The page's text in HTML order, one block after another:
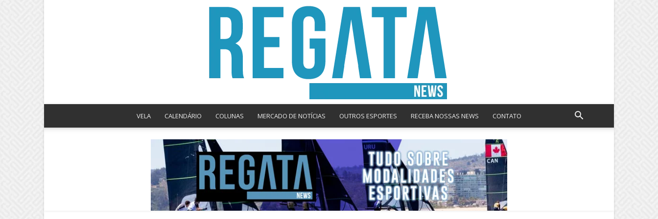
News
VELA CALENDÁRIO COLUNAS MERCADO DE NOTÍCIAS OUTROS ESPORTES RECEBA NOSSAS NEWS CONTATO